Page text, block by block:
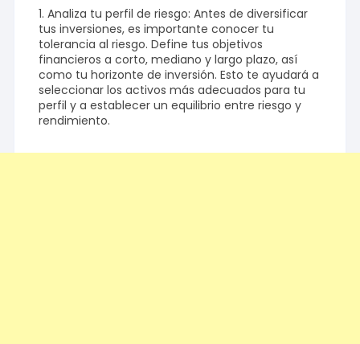
1. Analiza tu perfil de riesgo: Antes de diversificar
tus inversiones, es importante conocer tu
tolerancia al riesgo. Define tus objetivos
financieros a corto, mediano y largo plazo, así
como tu horizonte de inversión. Esto te ayudará a
seleccionar los activos más adecuados para tu
perfil y a establecer un equilibrio entre riesgo y
rendimiento.